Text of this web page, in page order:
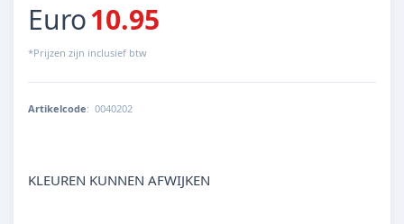
Euro10.95
*Prijzen zijn inclusief btw
Artikelcode: 0040202
KLEUREN KUNNEN AFWIJKEN